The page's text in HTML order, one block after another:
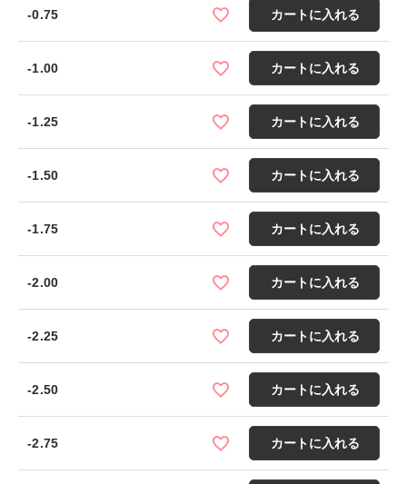
-0.75 カートに入れる
-1.00 カートに入れる
-1.25 カートに入れる
-1.50 カートに入れる
-1.75 カートに入れる
-2.00 カートに入れる
-2.25 カートに入れる
-2.50 カートに入れる
-2.75 カートに入れる